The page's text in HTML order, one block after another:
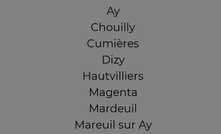
Ay
Chouilly
Cumières
Dizy
Hautvilliers
Magenta
Mardeuil
Mareuil sur Ay